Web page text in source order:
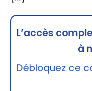
L’accès
à
Débloquez ce